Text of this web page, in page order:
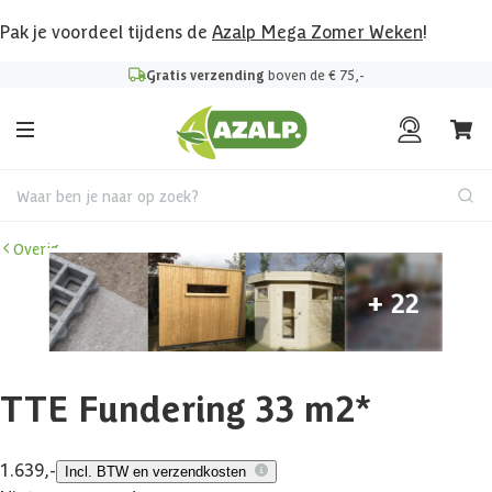
Pak je voordeel tijdens de Azalp Mega Zomer Weken!
Gratis verzending boven de € 75,-
Waar ben je naar op zoek?
Overig
TTE Fundering 33 m2*
1.639,- Incl. BTW en verzendkosten